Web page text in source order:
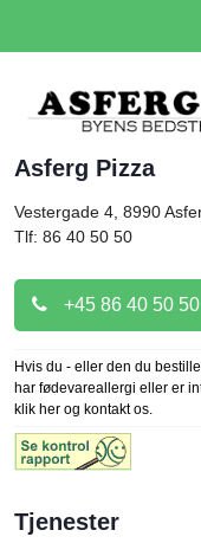
Asferg Pizza
Vestergade 4, 8990
Tlf: 86 40 50 50
+45 86 40 50 50
Hvis du - eller den du
har fødevareallergi eller er
klik her og kontakt os.
Tjenester